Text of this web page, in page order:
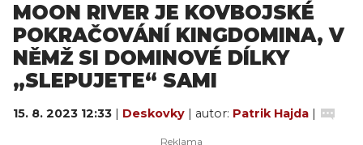
MOON RIVER JE KOVBOJSKÉ
POKRAČOVÁNÍ KINGDOMINA, V
NĚMŽ SI DOMINOVÉ DÍLKY
„SLEPUJETE“ SAMI
15. 8. 2023 12:33 | Deskovky | autor: Patrik Hajda |